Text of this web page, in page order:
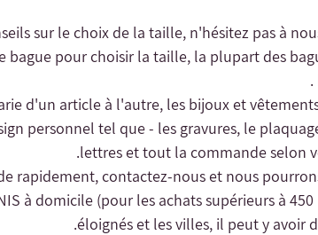
sur le choix de la taille, n'hésitez pas à
bague pour choisir la taille, la plupart des
d'un article à l'autre, les bijoux et
personnel tel que - les gravures, le
lettres et tout la commande selon
à domicile (pour les achats supérieurs à
éloignés et les villes, il peut y avoir